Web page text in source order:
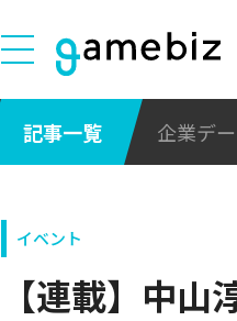
記事一覧 企業デ
イベント
【連載】中